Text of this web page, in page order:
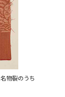
物裂のうち